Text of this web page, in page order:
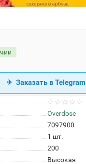
Overdose
7097900
1 шт.
200
Высокая
Заказать в Telegram